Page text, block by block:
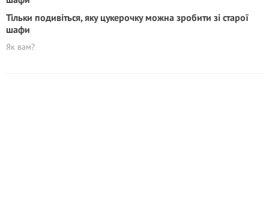
Тільки подивіться, яку цукерочку можна зробити зі старої
шафи
Як вам?